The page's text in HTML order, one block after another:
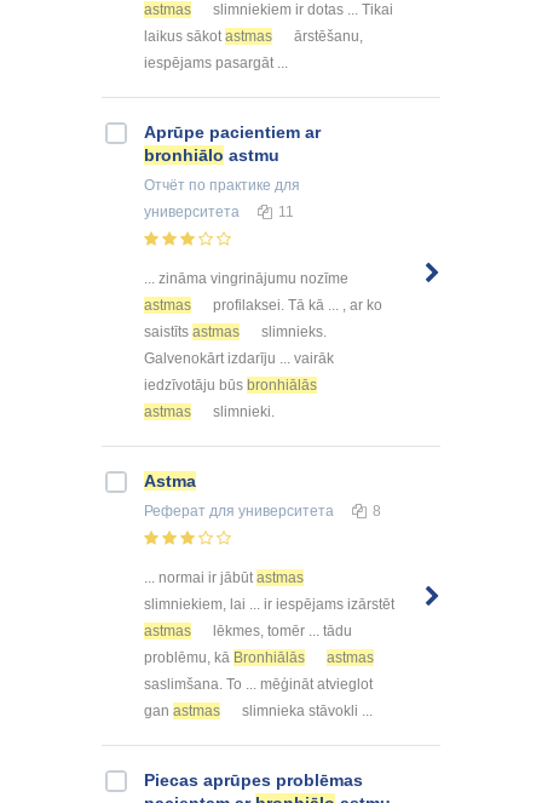
astmas
slimniekiem ir dotas ... Tikai
laikus sākotastmas
ārstēšanu,
iespējams pasargāt ...
Aprūpe pacientiem ar
bronhiālo astmu
Отчёт по практике для
университета
11
... zināma vingrinājumu nozīme
astmas
profilaksei. Tā kā ... , ar ko
saistīts astmas
slimnieks.
Galvenokārt izdarīju ... vairāk
iedzīvotāju būs bronhiālās
astmas
slimnieki.
Astma
Реферат для университета 8
... normai ir jābūtastmas
slimniekiem, lai ... ir iespējams izārstēt
astmas
lēkmes, tomēr ... tādu
problēmu, kā Bronhiālās
astmas
saslimšana. To ... mēģināt atvieglot
gan astmas slimnieka stāvokli ...
Piecas aprūpes problēmas